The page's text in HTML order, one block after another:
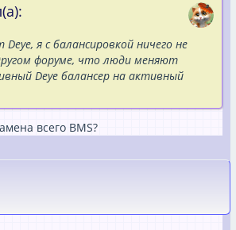
я с балансировкой ничего не
форуме, что люди меняют
Deye балансер на активный
всего BMS?